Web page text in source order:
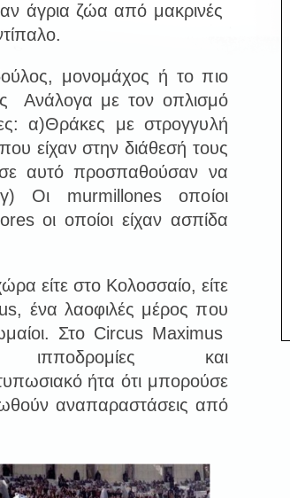
άγρια ζώα από μακρινές
μονομάχος ή το πιο
Ανάλογα με τον οπλισμό
α)Θράκες με στρογγυλή
είχαν στην διάθεσή τους
σε αυτό προσπαθούσαν να
Οι murmillones οποίοι
οι οποίοι είχαν ασπίδα
είτε στο Κολοσσαίο, είτε
ένα λαοφιλές μέρος που
Στο Circus Maximus
ιπποδρομίες και
ήτα ότι μπορούσε
αναπαραστάσεις από